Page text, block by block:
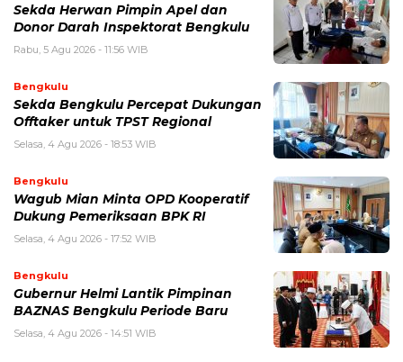
Sekda Herwan Pimpin Apel dan
Donor Darah Inspektorat Bengkulu
Rabu, 5 Agu 2026 - 11:56 WIB
Bengkulu
Sekda Bengkulu Percepat Dukungan
Offtaker untuk TPST Regional
Selasa, 4 Agu 2026 - 18:53 WIB
Bengkulu
Wagub Mian Minta OPD Kooperatif
Dukung Pemeriksaan BPK RI
Selasa, 4 Agu 2026 - 17:52 WIB
Bengkulu
Gubernur Helmi Lantik Pimpinan
BAZNAS Bengkulu Periode Baru
Selasa, 4 Agu 2026 - 14:51 WIB